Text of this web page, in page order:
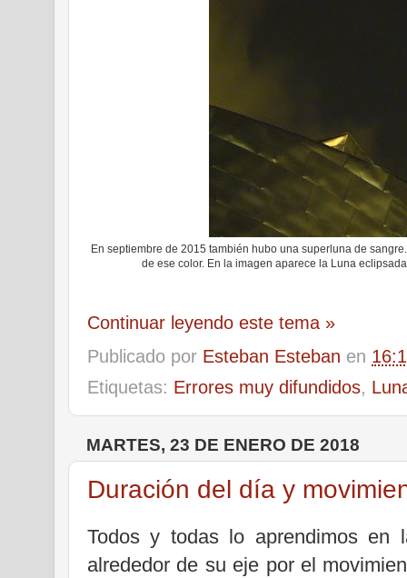
En septiembre de 2015 también hubo una superluna de
de ese color. En la imagen aparece la Luna
Continuar leyendo este tema »
Publicado por Esteban Esteban en
Etiquetas: Errores muy difundidos,
MARTES, 23 DE ENERO DE 2018
Duración del día y
Todos y todas lo aprendimos en
alrededor de su eje por el